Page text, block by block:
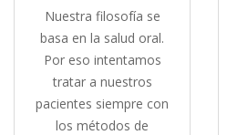
Nuestra filosofía se
basa en la salud oral.
Por eso intentamos
tratar a nuestros
pacientes siempre con
los métodos de